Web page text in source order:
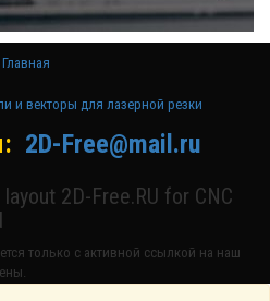
Главная
и векторы для лазерной резки
2D-Free@mail.ru
2D-Free.RU for CNC
только с активной ссылкой на наш